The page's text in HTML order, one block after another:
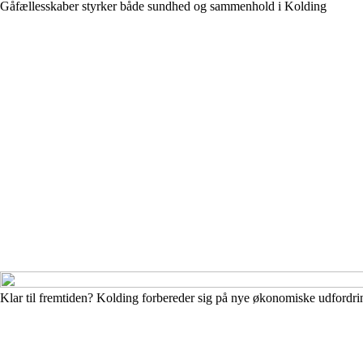
Gåfællesskaber styrker både sundhed og sammenhold i Kolding
Klar til fremtiden? Kolding forbereder sig på nye økonomiske